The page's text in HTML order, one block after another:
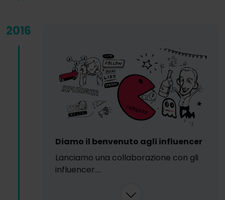
2016
Diamo il benvenuto agli influencer
Lanciamo una collaborazione con gli
influencer....